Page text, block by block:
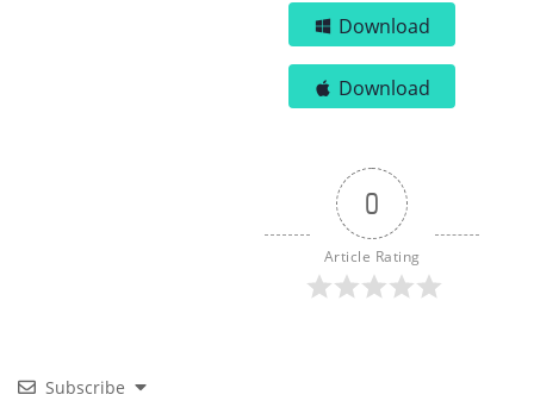
Download
Download
0
Article Rating
Subscribe